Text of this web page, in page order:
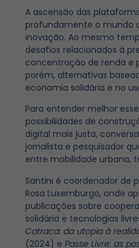
A ascensão das
profundamente o mundo
inovação. Ao mesmo
desafios relacionados à
concentração de renda e
porém, alternativas
economia solidária e no
Para entender melhor
possibilidades de
digital mais justa,
jornalista e pesquisador
entre mobilidade urbana,
Santini é coordenador de
Rosa Luxemburgo, onde
publicações sobre
solidária e tecnologias
Catraca: da utopia à
(2024) ePasse Livre: as